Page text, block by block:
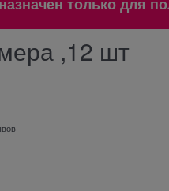
только для
,12 шт